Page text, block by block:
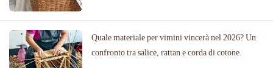
Quale materiale per vimini vincerà nel 2026? Un
confronto tra salice, rattan e corda di cotone.